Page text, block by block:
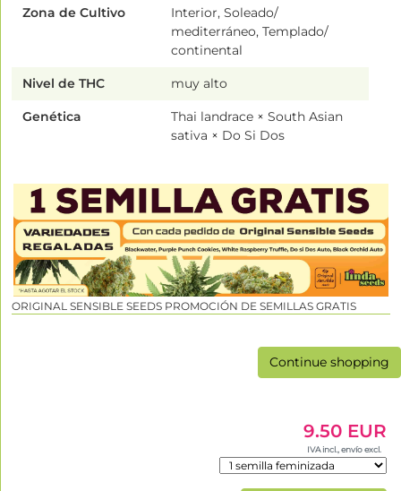
Zona de Cultivo
Interior, Soleado/
mediterráneo, Templado/
continental
Nivel de THC muy alto
Genética
Thai landrace × South Asian
sativa × Do Si Dos
ORIGINAL SENSIBLE SEEDS PROMOCIÓN DE SEMILLAS GRATIS
Continue shopping
9.50 EUR
IVA incl., envío excl.